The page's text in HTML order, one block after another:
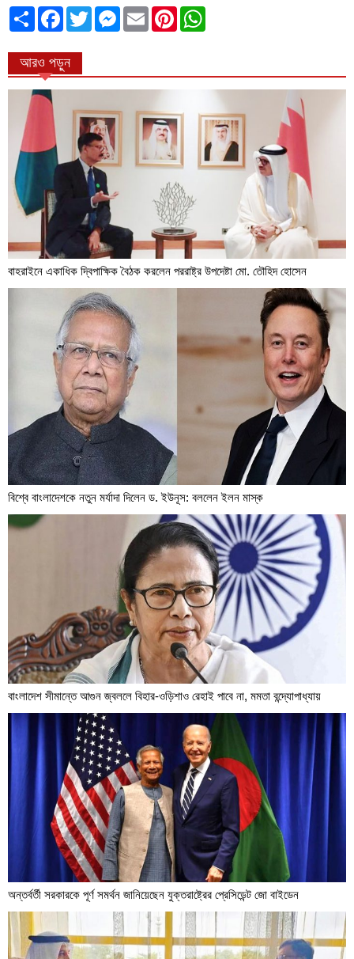
ভাগাভাগি
করুন
Facebook
TwitterMessenger
EmailPinterest
আরও পড়ুন
বাহরাইনে একাধিক দ্বিপাক্ষিক বৈঠক করলেন পররাষ্ট্র উপদেষ্টা মো. তৌহিদ হোসেন
বিশ্বে বাংলাদেশকে নতুন মর্যাদা দিলেন ড. ইউনূস: বললেন ইলন মাস্ক
বাংলাদেশ সীমান্তে আগুন জ্বললে বিহার-ওড়িশাও রেহাই পাবে না, মমতা বন্দ্যোপাধ্যায়
অন্তর্বর্তী সরকারকে পূর্ণ সমর্থন জানিয়েছেন যুক্তরাষ্ট্রের প্রেসিডেন্ট জো বাইডেন